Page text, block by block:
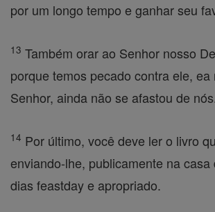
por um longo tempo e ganhar seu
13 Também orar ao Senhor nosso
porque temos pecado contra ele,
Senhor, ainda não se afastou de
14 Por último, você deve ler o livro
enviando-lhe, publicamente na casa
dias feastday e apropriado.